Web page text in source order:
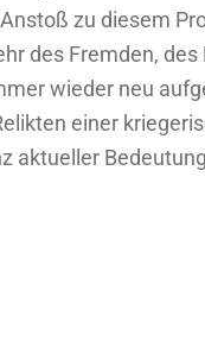
zu diesem
des Fremden,
wieder neu
einer
aktueller